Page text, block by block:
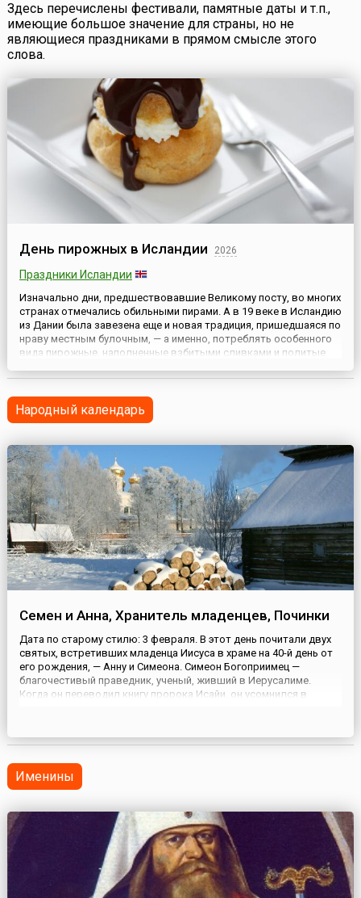
Здесь перечислены фестивали, памятные даты и т.п.,
имеющие большое значение для страны, но не
являющиеся праздниками в прямом смысле этого
слова.
День пирожных в Исландии 2026
Праздники Исландии
Изначально дни, предшествовавшие Великому посту, во многих
странах отмечались обильными пирами. А в 19 веке в Исландию
из Дании была завезена еще и новая традиция, пришедшаяся по
нраву местным булочным, — а именно, потреблять особенного
вида пирожные, наполненные взбитыми сливками и политые
отмечается ежегодно по всей стране в понедел...
Народный календарь
Семен и Анна, Хранитель младенцев, Починки
Дата по старому стилю: 3 февраля. В этот день почитали двух
святых, встретивших младенца Иисуса в храме на 40-й день от
его рождения, — Анну и Симеона. Симеон Богоприимец —
благочестивый праведник, ученый, живший в Иерусалиме.
Когда он переводил книгу пророка Исайи, он усомнился в
Именины